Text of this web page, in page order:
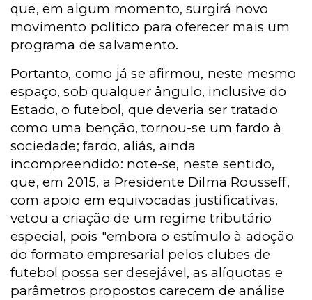
que, em algum momento, surgirá novo
movimento político para oferecer mais um
programa de salvamento.
Portanto, como já se afirmou, neste mesmo
espaço, sob qualquer ângulo, inclusive do
Estado, o futebol, que deveria ser tratado
como uma benção, tornou-se um fardo à
sociedade; fardo, aliás, ainda
incompreendido: note-se, neste sentido,
que, em 2015, a Presidente Dilma Rousseff,
com apoio em equivocadas justificativas,
vetou a criação de um regime tributário
especial, pois "embora o estímulo à adoção
do formato empresarial pelos clubes de
futebol possa ser desejável, as alíquotas e
parâmetros propostos carecem de análise